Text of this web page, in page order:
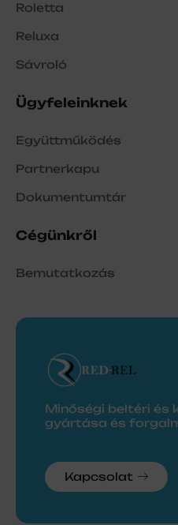
Roletta
Reluxa
Sávroló
Ügyfeleinknek
Együttműködés
Partnerkapu
Dokumentumtár
Cégünkről
Bemutatkozás
Minőségi beltéri és
gyártása és
Kapcsolat